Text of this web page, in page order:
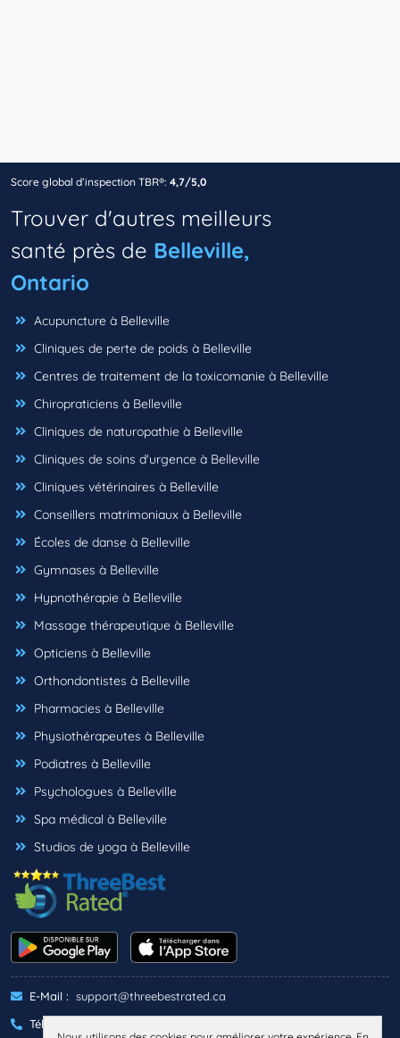
Score global d’inspection TBR®: 4,7/5,0
Trouver d'autres meilleurs
santé près de Belleville,
Ontario
Acupuncture à Belleville
Cliniques de perte de poids à Belleville
Centres de traitement de la toxicomanie à Belleville
Chiropraticiens à Belleville
Cliniques de naturopathie à Belleville
Cliniques de soins d'urgence à Belleville
Cliniques vétérinaires à Belleville
Conseillers matrimoniaux à Belleville
Écoles de danse à Belleville
Gymnases à Belleville
Hypnothérapie à Belleville
Massage thérapeutique à Belleville
Opticiens à Belleville
Orthondontistes à Belleville
Pharmacies à Belleville
Physiothérapeutes à Belleville
Podiatres à Belleville
Psychologues à Belleville
Spa médical à Belleville
Studios de yoga à Belleville
E-Mail : support@threebestrated.ca
Téléphone :